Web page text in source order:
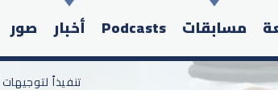
مسابقات Podcasts أخبار صور
/ تنفيذاً لتوجيهات